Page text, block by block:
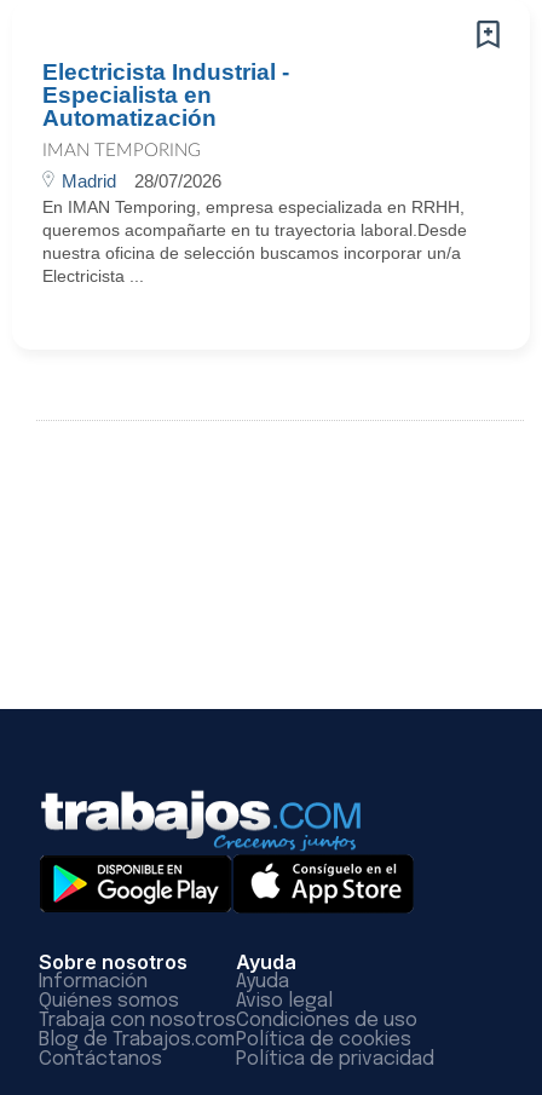
Electricista Industrial -
Especialista en
Automatización
IMAN TEMPORING
Madrid 28/07/2026
En IMAN Temporing, empresa especializada en RRHH,
queremos acompañarte en tu trayectoria laboral.Desde
nuestra oficina de selección buscamos incorporar un/a
Electricista ...
Sobre nosotros
Información
Quiénes somos
Trabaja con nosotros
Blog de Trabajos.com
Contáctanos
Ayuda
Ayuda
Aviso legal
Condiciones de uso
Política de cookies
Política de privacidad